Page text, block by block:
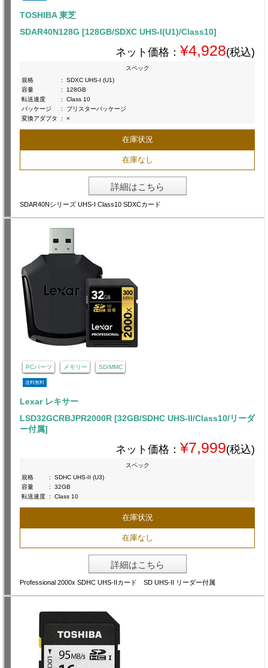
TOSHIBA 東芝
SDAR40N128G [128GB/SDXC UHS-I(U1)/Class10]
ネット価格： ¥4,928(税込)
スペック
規格
:
SDXC UHS-I (U1)
容量
:
128GB
転送速度
:
Class 10
パッケージ
:
ブリスターパッケージ
変換アダプタ
: ×
在庫状況
在庫なし
詳細はこちら
SDAR40Nシリーズ UHS-I Class10 SDXCカード
PCパーツ メモリー SD/MMC
送料無料
Lexar レキサー
LSD32GCRBJPR2000R [32GB/SDHC UHS-II/Class10/リーダ
ー付属]
ネット価格： ¥7,999(税込)
スペック
規格
:
SDHC UHS-II (U3)
容量
:
32GB
転送速度 : Class 10
在庫状況
在庫なし
詳細はこちら
Professional 2000x SDHC UHS-IIカード SD UHS-II リーダー付属